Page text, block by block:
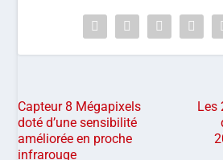
Capteur 8 Mégapixels
doté d’une sensibilité
améliorée en proche
infrarouge
Les